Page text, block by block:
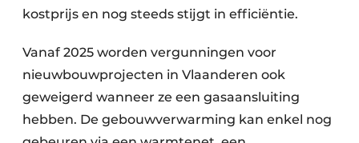
kostprijs en nog steeds stijgt in efficiëntie.
Vanaf 2025 worden vergunningen voor
nieuwbouw­projecten in Vlaanderen ook
geweigerd wanneer ze een gasaansluiting
hebben. De gebouw­verwarming kan enkel nog